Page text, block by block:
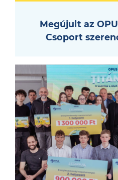
Megújult az
Csoport